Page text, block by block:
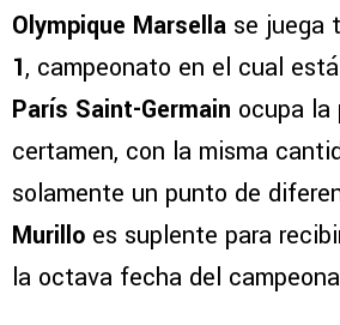
Olympique Marsella se juega
1, campeonato en el cual
París Saint-Germain ocupa la
certamen, con la misma
solamente un punto de
Murillo es suplente para
la octava fecha del